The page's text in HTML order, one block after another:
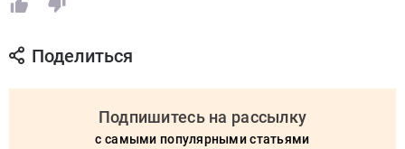
Поделиться
Подпишитесь на рассылку
с самыми популярными статьями